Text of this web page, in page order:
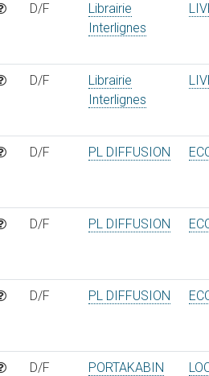
D/F
Librairie
Interlignes
D/F
Librairie
Interlignes
D/F PL DIFFUSION
D/F PL DIFFUSION
D/F PL DIFFUSION
D/F PORTAKABIN